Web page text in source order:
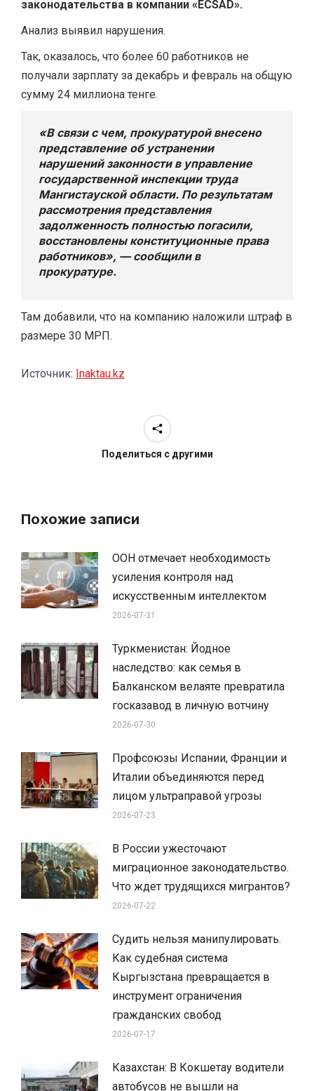
законодательства в компании «ECSAD».
Анализ выявил нарушения.
Так, оказалось, что более 60 работников не
получали зарплату за декабрь и февраль на общую
сумму 24 миллиона тенге.
«В связи с чем, прокуратурой внесено
представление об устранении
нарушений законности в управление
государственной инспекции труда
Мангистауской области. По результатам
рассмотрения представления
задолженность полностью погасили,
восстановлены конституционные права
работников», — сообщили в
прокуратуре.
Там добавили, что на компанию наложили штраф в
размере 30 МРП.
Источник: Inaktau.kz
Поделиться с другими
Похожие записи
ООН отмечает необходимость
усиления контроля над
искусственным интеллектом
2026-07-31
Туркменистан: Йодное
наследство: как семья в
Балканском велаяте превратила
госказавод в личную вотчину
2026-07-30
Профсоюзы Испании, Франции и
Италии объединяются перед
лицом ультраправой угрозы
2026-07-23
В России ужесточают
миграционное законодательство.
Что ждет трудящихся мигрантов?
2026-07-22
Судить нельзя манипулировать.
Как судебная система
Кыргызстана превращается в
инструмент ограничения
гражданских свобод
2026-07-17
Казахстан: В Кокшетау водители
автобусов не вышли на